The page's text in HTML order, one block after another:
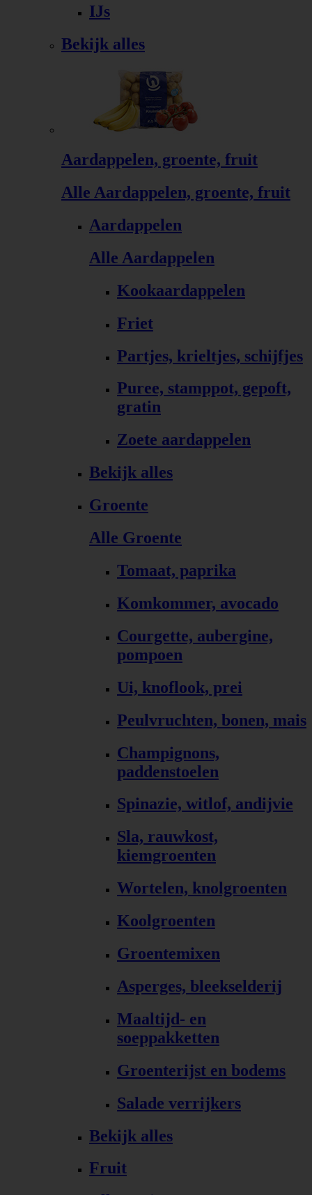
IJs
Bekijk alles
Aardappelen, groente, fruit
Alle Aardappelen, groente, fruit
Aardappelen
Alle Aardappelen
Kookaardappelen
Friet
Partjes, krieltjes, schijfjes
Puree, stamppot, gepoft,
gratin
Zoete aardappelen
Bekijk alles
Groente
Alle Groente
Tomaat, paprika
Komkommer, avocado
Courgette, aubergine,
pompoen
Ui, knoflook, prei
Peulvruchten, bonen, mais
Champignons,
paddenstoelen
Spinazie, witlof, andijvie
Sla, rauwkost,
kiemgroenten
Wortelen, knolgroenten
Koolgroenten
Groentemixen
Asperges, bleekselderij
Maaltijd- en
soeppakketten
Groenterijst en bodems
Salade verrijkers
Bekijk alles
Fruit